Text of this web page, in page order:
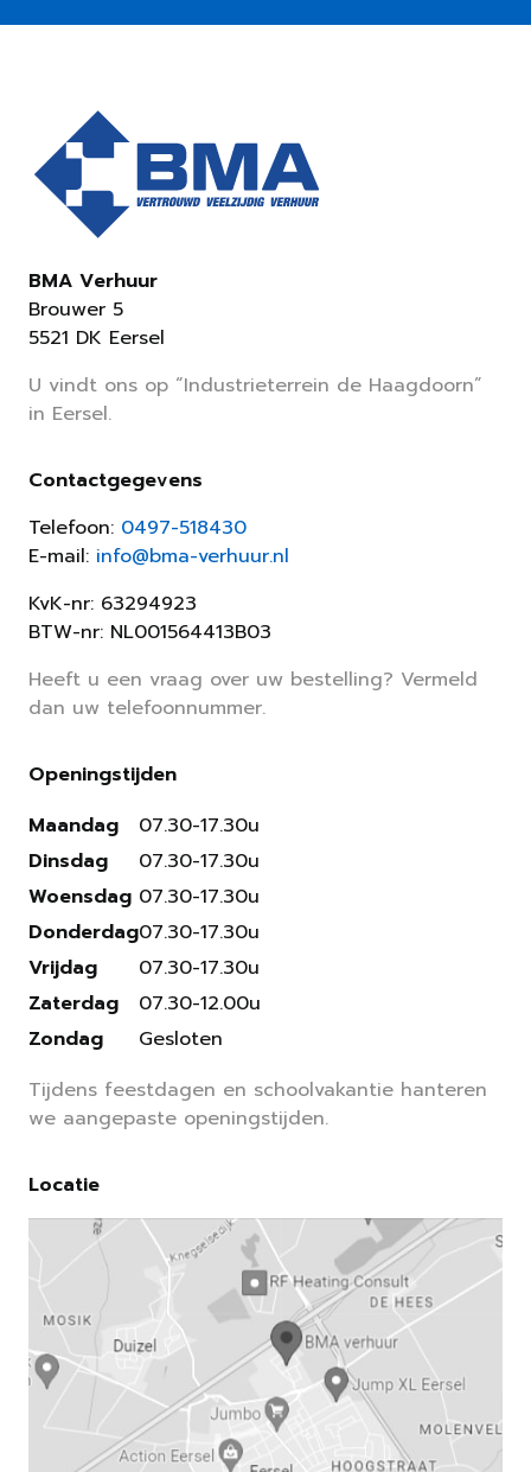
BMA Verhuur
Brouwer 5
5521 DK Eersel
U vindt ons op “Industrieterrein de Haagdoorn”
in Eersel.
Contactgegevens
Telefoon: 0497-518430
E-mail: info@bma-verhuur.nl
KvK-nr: 63294923
BTW-nr: NL001564413B03
Heeft u een vraag over uw bestelling? Vermeld
dan uw telefoonnummer.
Openingstijden
Maandag
Dinsdag
Woensdag
Donderdag
Vrijdag
Zaterdag
Zondag
07.30-17.30u
07.30-17.30u
07.30-17.30u
07.30-17.30u
07.30-17.30u
07.30-12.00u
Gesloten
Tijdens feestdagen en schoolvakantie hanteren
we aangepaste openingstijden.
Locatie